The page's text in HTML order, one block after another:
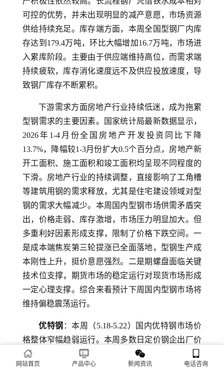
可控的优势，并未出现明显的减产意愿，市场资源
供给持续充足。库存端方面，本周全国型钢厂内库
存达到179.4万吨，环比大幅增加16.7万吨，市场进
入累库阶段。主要由于供应端维持高位，而需求端
持续疲软，库存消化速度远不及供应投放速度，导
致钢厂库存不断累积。
下游需求方面房地产行业持续低迷，成为拖累
型钢需求的主要因素。国家统计局最新数据显示，
2026年1-4月份全国房地产开发投资同比下降
13.7%，降幅较1-3月份扩大0.5个百分点，房地产新
开工面积、施工面积和竣工面积均呈现不同程度的
下滑。房地产行业的持续调整，直接影响了工角槽
等建筑用钢的需求释放，尤其是住宅建设领域对型
钢的需求大幅减少。本周国内型钢市场供需矛盾突
出，价格走弱、库存激增，市场压力明显加大。但
多重利好因素形成支撑，限制了价格下跌空间。一
是成本端焦炭第三轮提涨已全面落地，型钢生产成
本刚性上升，挺价意愿强烈。二是期螺盘面临关键
技术位支撑，期货市场的稳定运行对现货市场形成
一定心理支撑。综合来看预计下周国内型钢市场将
维持偏稳震荡运行。
优特钢 ：本周（5.18-5.22）国内优特钢市场价
格整体窄幅趋弱运行。本周多数日定价钢企出厂价
格较上周稳中趋弱：常州东方优特钢出厂价格较上
周持稳，现45#碳结钢出厂3830元；杭钢优特钢日
网站首页 产品中心 新闻资讯 电话咨询